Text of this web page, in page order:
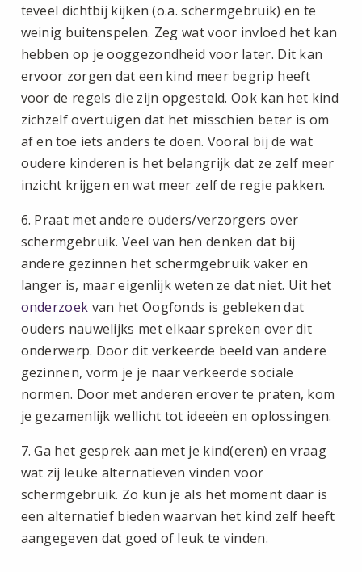
teveel dichtbij kijken (o.a. schermgebruik) en te
weinig buitenspelen. Zeg wat voor invloed het kan
hebben op je ooggezondheid voor later. Dit kan
ervoor zorgen dat een kind meer begrip heeft
voor de regels die zijn opgesteld. Ook kan het kind
zichzelf overtuigen dat het misschien beter is om
af en toe iets anders te doen. Vooral bij de wat
oudere kinderen is het belangrijk dat ze zelf meer
inzicht krijgen en wat meer zelf de regie pakken.
6. Praat met andere ouders/verzorgers over
schermgebruik. Veel van hen denken dat bij
andere gezinnen het schermgebruik vaker en
langer is, maar eigenlijk weten ze dat niet. Uit het
onderzoek van het Oogfonds is gebleken dat
ouders nauwelijks met elkaar spreken over dit
onderwerp. Door dit verkeerde beeld van andere
gezinnen, vorm je je naar verkeerde sociale
normen. Door met anderen erover te praten, kom
je gezamenlijk wellicht tot ideeën en oplossingen.
7. Ga het gesprek aan met je kind(eren) en vraag
wat zij leuke alternatieven vinden voor
schermgebruik. Zo kun je als het moment daar is
een alternatief bieden waarvan het kind zelf heeft
aangegeven dat goed of leuk te vinden.